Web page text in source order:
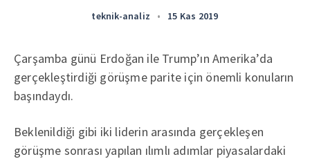
teknik-analiz • 15 Kas 2019
Çarşamba günü Erdoğan ile Trump’ın Amerika’da
gerçekleştirdiği görüşme parite için önemli konuların
başındaydı.
Beklenildiği gibi iki liderin arasında gerçekleşen
görüşme sonrası yapılan ılımlı adımlar piyasalardaki